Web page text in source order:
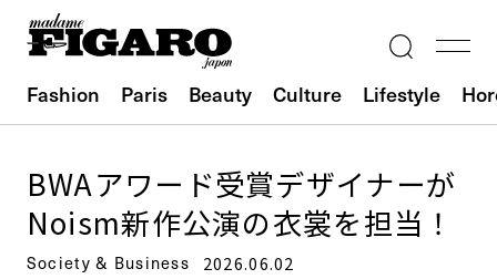
Fashion Paris Beauty Culture Lifestyle
BWAアワード受賞デザイナーが
Noism新作公演の衣裳を担当！
Society & Business 2026.06.02